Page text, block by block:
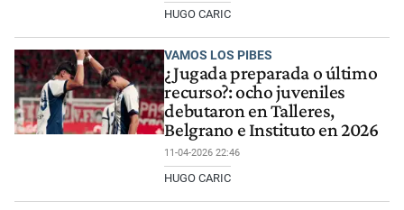
HUGO CARIC
VAMOS LOS PIBES
¿Jugada preparada o último
recurso?: ocho juveniles
debutaron en Talleres,
Belgrano e Instituto en 2026
11-04-2026 22:46
HUGO CARIC